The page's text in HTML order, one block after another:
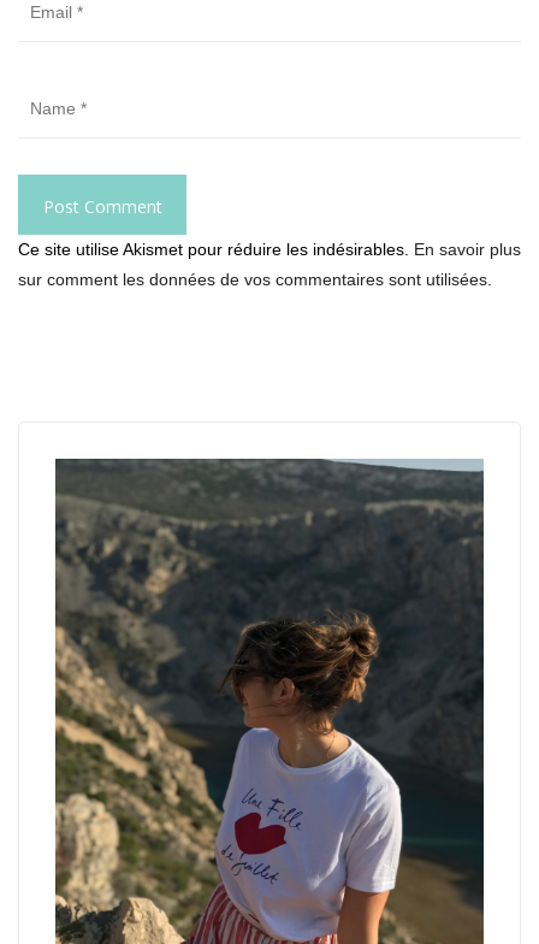
Ce site utilise Akismet pour réduire les indésirables. En savoir plus
sur comment les données de vos commentaires sont utilisées